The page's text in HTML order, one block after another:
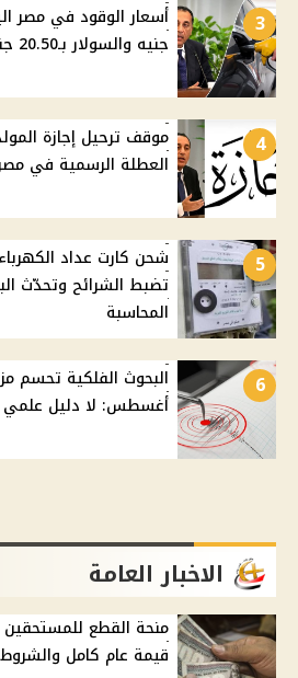
3
جنيه والسولار بـ20.50 جنيه
4
العطلة الرسمية في
5
شحن كارت عداد
تضبط الشرائح وتحدّث
المحاسبة
6
أغسطس: لا دليل علمي
الاخبار العامة
منحة القطع
قيمة عام كامل